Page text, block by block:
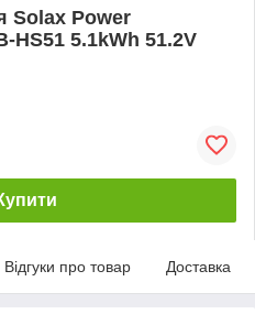
Solax Power
HS51 5.1kWh 51.2V
Відгуки про товар Доставка